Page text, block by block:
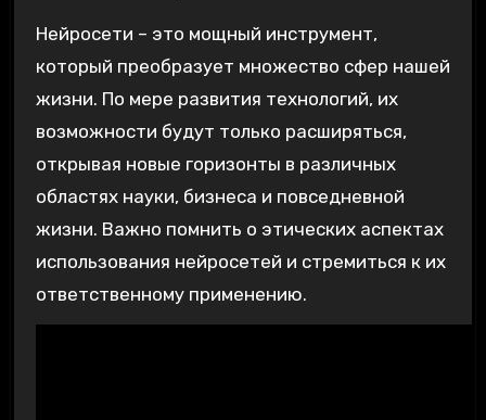
Нейросети – это мощный инструмент,
который преобразует множество сфер нашей
жизни. По мере развития технологий, их
возможности будут только расширяться,
открывая новые горизонты в различных
областях науки, бизнеса и повседневной
жизни. Важно помнить о этических аспектах
использования нейросетей и стремиться к их
ответственному применению.